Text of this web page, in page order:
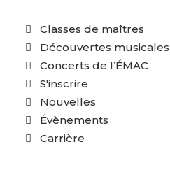
Classes de maîtres
Découvertes musicales
Concerts de l’ÉMAC
S'inscrire
Nouvelles
Évènements
Carrière